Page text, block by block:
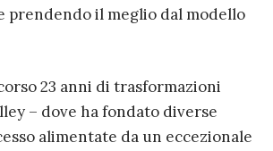
prendendo il meglio dal modello
23 anni di trasformazioni
– dove ha fondato diverse
alimentate da un eccezionale